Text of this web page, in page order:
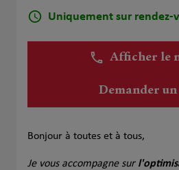
Uniquement sur rendez-
Afficher le
Demander un
Bonjour à toutes et à tous,
Je vous accompagne sur